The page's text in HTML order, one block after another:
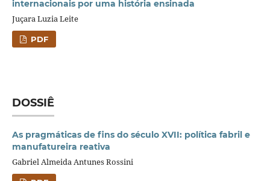
internacionais por uma história ensinada
Juçara Luzia Leite
PDF
DOSSIÊ
As pragmáticas de fins do século XVII: política fabril e
manufatureira reativa
Gabriel Almeida Antunes Rossini